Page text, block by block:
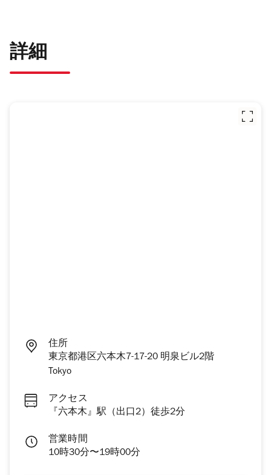
詳細
住所
東京都港区六本木7-17-20 明泉ビル2階
Tokyo
アクセス
『六本木』駅（出口2）徒歩2分
営業時間
10時30分〜19時00分